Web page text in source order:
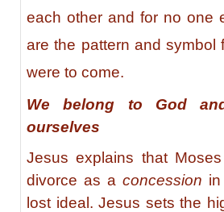
each other and for no one
are the pattern and symbol
were to come.
We belong to God
ourselves
Jesus explains that Moses
divorce as a concession
lost ideal. Jesus sets the